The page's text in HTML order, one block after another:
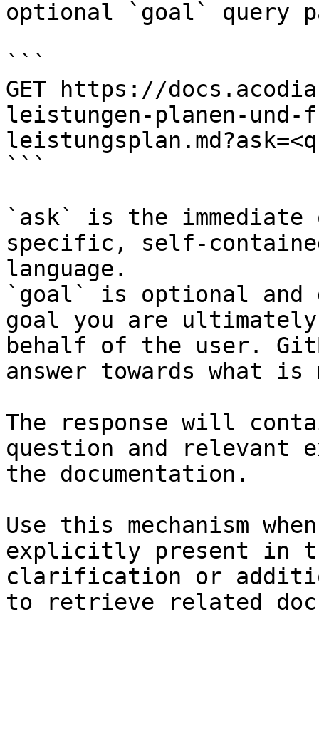
optional `goal` query
```
GET https://
leistungen-planen-
```
`ask` is the
specific, self-
language.
`goal` is optional and
goal you are
behalf of the user.
answer towards what
The response will
question and relevant
the documentation.
Use this mechanism
explicitly present in
clarification or